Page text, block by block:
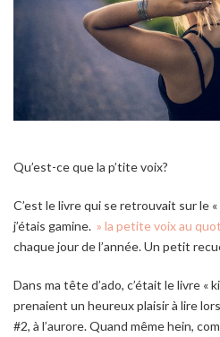
Qu’est-ce que la p’tite voix?
C’est le livre qui se retrouvait sur le
j’étais gamine. » la petite voix au
chaque jour de l’année. Un petit
Dans ma tête d’ado, c’était le livre «
prenaient un heureux plaisir à lire
#2, à l’aurore. Quand même hein,